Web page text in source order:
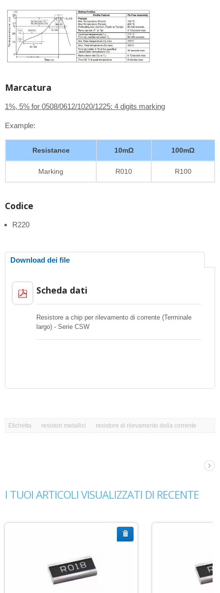
Marcatura
1%, 5% for 0508/0612/1020/1225: 4 digits marking
Example:
Resistance 10mΩ 100mΩ
Marking R010 R100
Codice
R220
Download dei file
Scheda dati
Resistore a chip per rilevamento di corrente (Terminale
largo) - Serie CSW
Etichetta resistori metallici resistore di rilevamento della corrente
I TUOI ARTICOLI VISUALIZZATI DI RECENTE